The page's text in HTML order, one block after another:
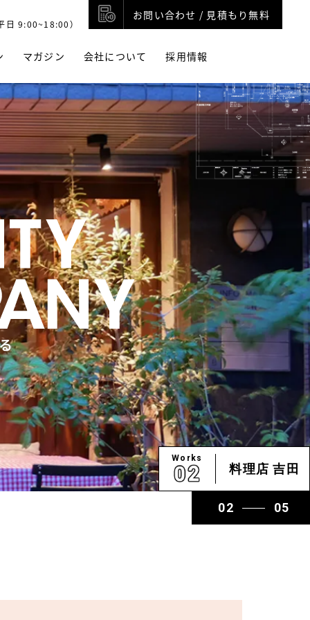
⽇ 9:00~18:00）
お問い合わせ / 見積もり無料
マガジン 会社について 採用情報
Works
料理店 吉田
Works
TOMO どうぶつ病院 代々…
03 05